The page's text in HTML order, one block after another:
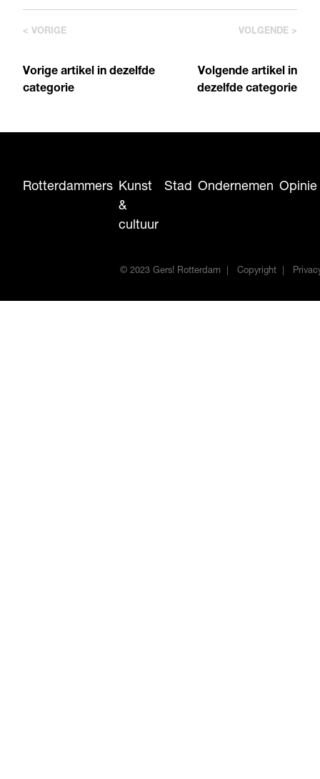
< VORIGE
Vorige artikel in dezelfde
categorie
VOLGENDE >
Volgende artikel in
dezelfde categorie
Rotterdammers Kunst
&
cultuur
Stad Ondernemen Opinie
© 2023 Gers! Rotterdam Copyright